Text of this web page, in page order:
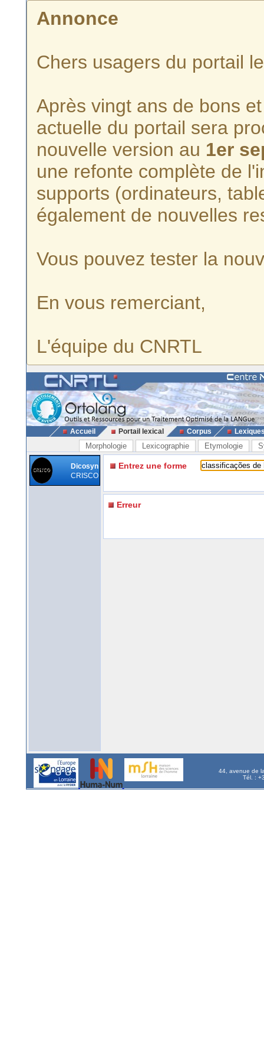
Annonce
Chers usagers du portail
Après vingt ans de bons
actuelle du portail sera
nouvelle version au 1er
une refonte complète de
supports (ordinateurs,
également de nouvelles
Vous pouvez tester la
En vous remerciant,
L'équipe du CNRTL
Accueil Portail lexical Corpus
Morphologie Lexicographie Etymologie
Dicosyn
CRISCO
Entrez une forme
Erreur
44, avenue de
Tél. :